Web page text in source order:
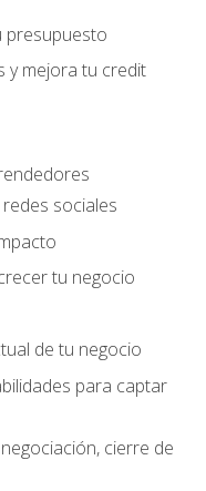
presupuesto
y mejora tu credit
sociales
tu negocio
de tu negocio
para captar
cierre de